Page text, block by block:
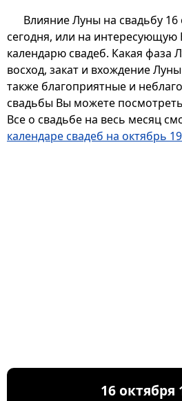
Влияние Луны на свадьбу 16
сегодня, или на интересующую
календарю свадеб. Какая фаза
восход, закат и вхождение
также благоприятные и
свадьбы Вы можете
Все о свадьбе на весь месяц
календаре свадеб на октябрь
16 октября